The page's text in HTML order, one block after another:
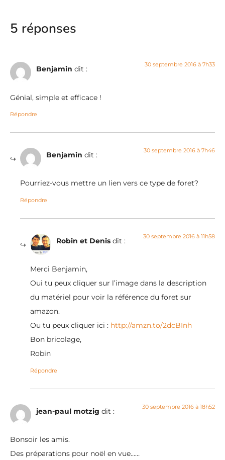
5 réponses
Benjamin dit : 30 septembre 2016 à 7h33
Génial, simple et efficace !
Répondre
Benjamin dit : 30 septembre 2016 à 7h46
Pourriez-vous mettre un lien vers ce type de foret?
Répondre
Robin et Denis dit : 30 septembre 2016 à 11h58
Merci Benjamin,
Oui tu peux cliquer sur l’image dans la description
du matériel pour voir la référence du foret sur
amazon.
Ou tu peux cliquer ici : http://amzn.to/2dcBInh
Bon bricolage,
Robin
Répondre
jean-paul motzig dit : 30 septembre 2016 à 18h52
Bonsoir les amis.
Des préparations pour noël en vue……